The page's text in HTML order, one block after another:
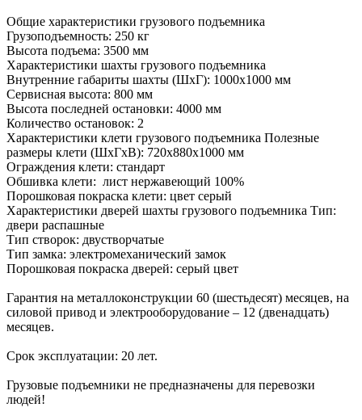
Общие характеристики грузового подъемника
Грузоподъемность: 250 кг
Высота подъема: 3500 мм
Характеристики шахты грузового подъемника
Внутренние габариты шахты (ШхГ): 1000х1000 мм
Сервисная высота: 800 мм
Высота последней остановки: 4000 мм
Количество остановок: 2
Характеристики клети грузового подъемника Полезные
размеры клети (ШхГхВ): 720х880х1000 мм
Ограждения клети: стандарт
Обшивка клети: лист нержавеющий 100%
Порошковая покраска клети: цвет серый
Характеристики дверей шахты грузового подъемника Тип:
двери распашные
Тип створок: двустворчатые
Тип замка: электромеханический замок
Порошковая покраска дверей: серый цвет
Гарантия на металлоконструкции 60 (шестьдесят) месяцев, на
силовой привод и электрооборудование – 12 (двенадцать)
месяцев.
Срок эксплуатации: 20 лет.
Грузовые подъемники не предназначены для перевозки
людей!